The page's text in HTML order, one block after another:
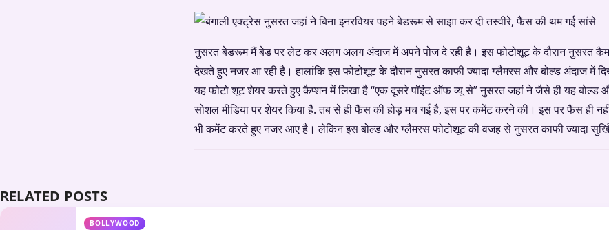
नुसरत बेडरूम मैं बेड पर लेट कर अलग अलग अंदाज में अपने पोज दे रही है। इस फोटोशूट के दौरान नुसरत
देखते हुए नजर आ रही है। हालांकि इस फोटोशूट के दौरान नुसरत काफी ज्यादा ग्लैमरस और बोल्ड अंदाज में
यह फोटो शूट शेयर करते हुए कैप्शन में लिखा है “एक दूसरे पॉइंट ऑफ व्यू से” नुसरत जहां ने जैसे ही यह बोल्ड
सोशल मीडिया पर शेयर किया है. तब से ही फैंस की होड़ मच गई है, इस पर कमेंट करने की। इस पर फैंस ही
भी कमेंट करते हुए नजर आए है। लेकिन इस बोल्ड और ग्लैमरस फोटोशूट की वजह से नुसरत काफी ज्यादा
RELATED POSTS
BOLLYWOOD